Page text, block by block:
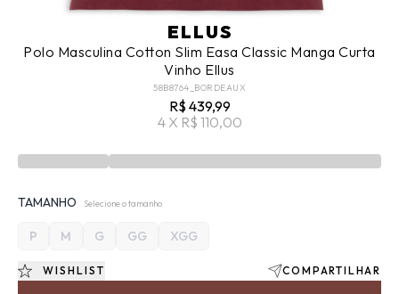
ELLUS
Polo Masculina Cotton Slim Easa Classic Manga Curta
Vinho Ellus
58B8764_BORDEAUX
R$ 439,99
4 X R$ 110,00
TAMANHO Selecione o tamanho
P M G GG XGG
WISHLIST COMPARTILHAR